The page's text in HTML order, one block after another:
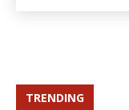
TRENDING